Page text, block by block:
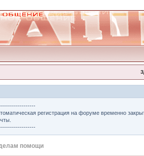
регистрация на форуме временно
помощи